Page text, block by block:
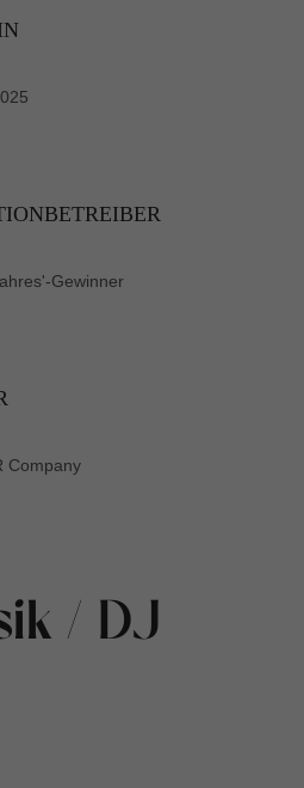
Gewinner
Company
/ DJ